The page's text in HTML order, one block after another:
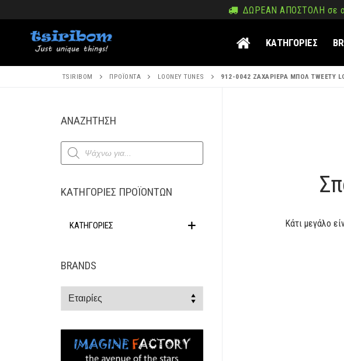
στο
περιεχόμενο
ΔΩΡΕΑΝ ΑΠΟΣΤΟΛΗ σε
ΚΑΤΗΓΟΡΙΕΣ
TSIRIBOM ΠΡΟΪΌΝΤΑ LOONEY TUNES 912-0042 ΖΑΧΑΡΙΕΡΑ ΜΠΟΛ TWEETY
Κάτι μεγάλο
ΑΝΑΖΗΤΗΣΗ
Products
search
ΚΑΤΗΓΟΡΊΕΣ ΠΡΟΪΌΝΤΩΝ
ΚΑΤΗΓΟΡΙΕΣ
BRANDS